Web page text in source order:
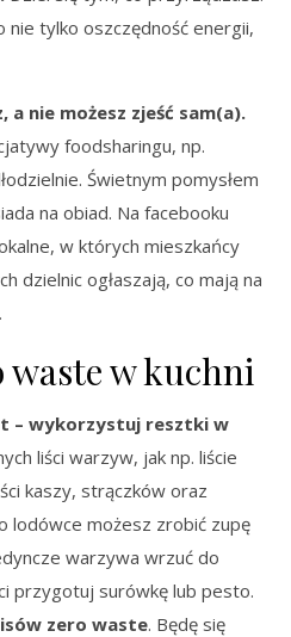
nie tylko oszczędność energii,
a nie możesz zjeść sam(a).
foodsharingu, np.
Świetnym pomysłem
na obiad. Na facebooku
w których mieszkańcy
dzielnic ogłaszają, co mają na
waste w kuchni
– wykorzystuj resztki w
liści warzyw, jak np. liście
kaszy, strączków oraz
lodówce możesz zrobić zupę
warzywa wrzuć do
przygotuj surówkę lub pesto.
zero waste. Będę się